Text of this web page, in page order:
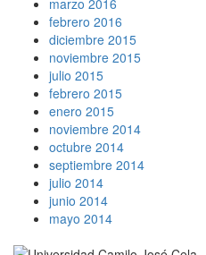
marzo 2016
febrero 2016
diciembre 2015
noviembre 2015
julio 2015
febrero 2015
enero 2015
noviembre 2014
octubre 2014
septiembre 2014
julio 2014
junio 2014
mayo 2014